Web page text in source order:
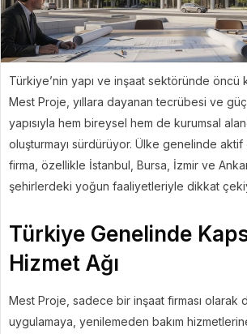
Türkiye’nin yapı ve inşaat sektöründe öncü
Mest Proje, yıllara dayanan tecrübesi ve
yapısıyla hem bireysel hem de kurumsal
oluşturmayı sürdürüyor. Ülke genelinde
firma, özellikle İstanbul, Bursa, İzmir ve
şehirlerdeki yoğun faaliyetleriyle dikkat
Türkiye Genelinde
Hizmet Ağı
Mest Proje, sadece bir inşaat firması olarak
uygulamaya, yenilemeden bakım